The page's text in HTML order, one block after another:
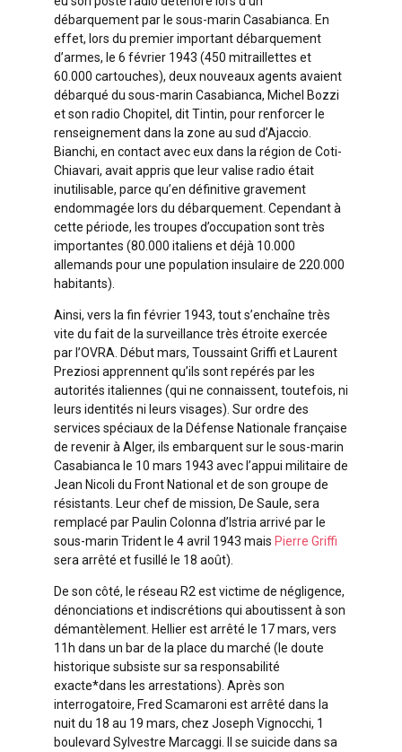
débarquement par le sous-marin Casabianca. En
effet, lors du premier important débarquement
d’armes, le 6 février 1943 (450 mitraillettes et
60.000 cartouches), deux nouveaux agents avaient
débarqué du sous-marin Casabianca, Michel Bozzi
et son radio Chopitel, dit Tintin, pour renforcer le
renseignement dans la zone au sud d’Ajaccio.
Bianchi, en contact avec eux dans la région de Coti-
Chiavari, avait appris que leur valise radio était
inutilisable, parce qu’en définitive gravement
endommagée lors du débarquement. Cependant à
cette période, les troupes d’occupation sont très
importantes (80.000 italiens et déjà 10.000
allemands pour une population insulaire de 220.000
habitants).
Ainsi, vers la fin février 1943, tout s’enchaîne très
vite du fait de la surveillance très étroite exercée
par l’OVRA. Début mars, Toussaint Griffi et Laurent
Preziosi apprennent qu’ils sont repérés par les
autorités italiennes (qui ne connaissent, toutefois, ni
leurs identités ni leurs visages). Sur ordre des
services spéciaux de la Défense Nationale française
de revenir à Alger, ils embarquent sur le sous-marin
Casabianca le 10 mars 1943 avec l’appui militaire de
Jean Nicoli du Front National et de son groupe de
résistants. Leur chef de mission, De Saule, sera
remplacé par Paulin Colonna d’Istria arrivé par le
sous-marin Trident le 4 avril 1943 mais Pierre Griffi
sera arrêté et fusillé le 18 août).
De son côté, le réseau R2 est victime de négligence,
dénonciations et indiscrétions qui aboutissent à son
démantèlement. Hellier est arrêté le 17 mars, vers
11h dans un bar de la place du marché (le doute
historique subsiste sur sa responsabilité
exacte*dans les arrestations). Après son
interrogatoire, Fred Scamaroni est arrêté dans la
nuit du 18 au 19 mars, chez Joseph Vignocchi, 1
boulevard Sylvestre Marcaggi. Il se suicide dans sa